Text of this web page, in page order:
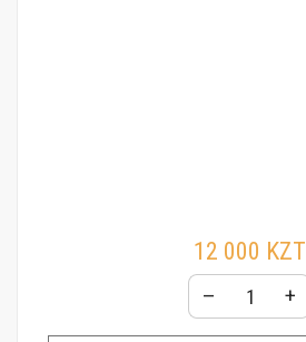
12 000 KZT
– +